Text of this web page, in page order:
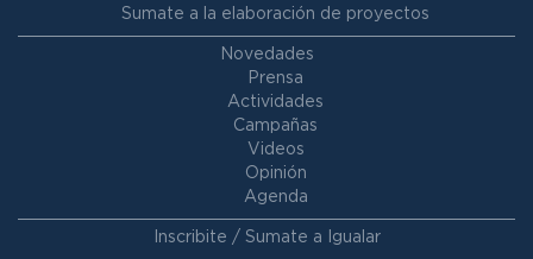
Sumate a la elaboración de proyectos
Novedades
Prensa
Actividades
Campañas
Videos
Opinión
Agenda
Inscribite / Sumate a Igualar